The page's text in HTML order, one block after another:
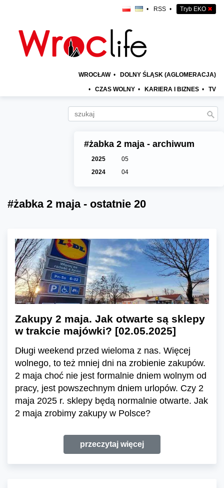
• RSS • Tryb EKO ✖
WROCŁAW • DOLNY ŚLĄSK (AGLOMERACJA)
• CZAS WOLNY • KARIERA I BIZNES • TV
#żabka 2 maja - archiwum
2025
05
2024
04
#żabka 2 maja - ostatnie 20
Zakupy 2 maja. Jak otwarte są sklepy
w trakcie majówki? [02.05.2025]
Długi weekend przed wieloma z nas. Więcej
wolnego, to też mniej dni na zrobienie zakupów.
2 maja choć nie jest formalnie dniem wolnym od
pracy, jest powszechnym dniem urlopów. Czy 2
maja 2025 r. sklepy będą normalnie otwarte. Jak
2 maja zrobimy zakupy w Polsce?
przeczytaj więcej